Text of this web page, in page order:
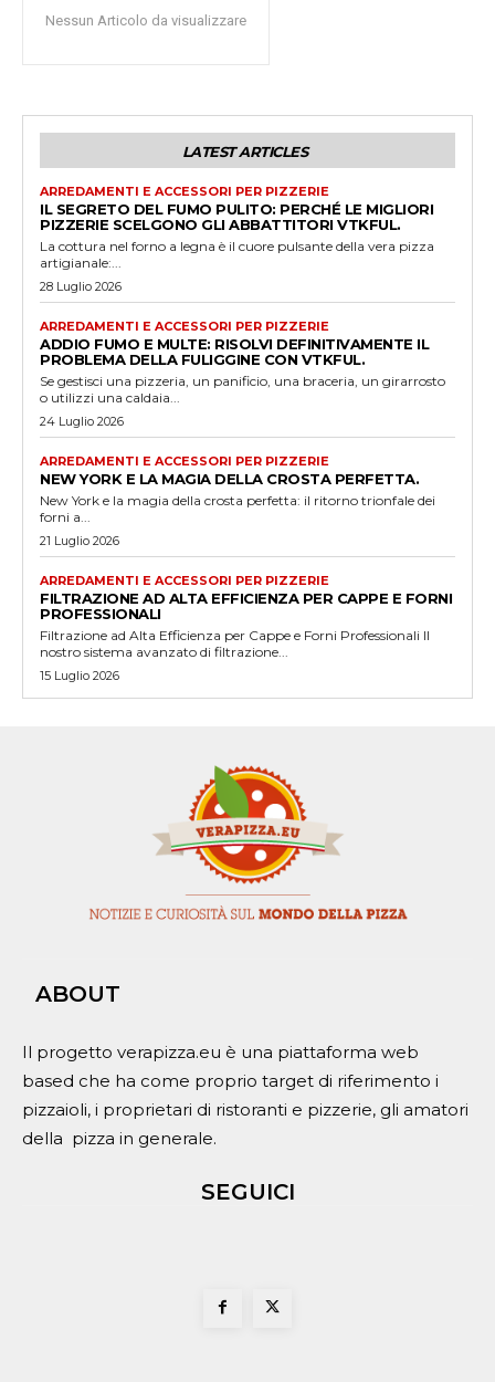
Nessun Articolo da visualizzare
LATEST ARTICLES
ARREDAMENTI E ACCESSORI PER PIZZERIE
IL SEGRETO DEL FUMO PULITO: PERCHÉ LE MIGLIORI
PIZZERIE SCELGONO GLI ABBATTITORI VTKFUL.
La cottura nel forno a legna è il cuore pulsante della vera pizza
artigianale:...
28 Luglio 2026
ARREDAMENTI E ACCESSORI PER PIZZERIE
ADDIO FUMO E MULTE: RISOLVI DEFINITIVAMENTE IL
PROBLEMA DELLA FULIGGINE CON VTKFUL.
Se gestisci una pizzeria, un panificio, una braceria, un girarrosto
o utilizzi una caldaia...
24 Luglio 2026
ARREDAMENTI E ACCESSORI PER PIZZERIE
NEW YORK E LA MAGIA DELLA CROSTA PERFETTA.
New York e la magia della crosta perfetta: il ritorno trionfale dei
forni a...
21 Luglio 2026
ARREDAMENTI E ACCESSORI PER PIZZERIE
FILTRAZIONE AD ALTA EFFICIENZA PER CAPPE E FORNI
PROFESSIONALI
Filtrazione ad Alta Efficienza per Cappe e Forni Professionali Il
nostro sistema avanzato di filtrazione...
15 Luglio 2026
ABOUT
Il progetto verapizza.eu è una piattaforma web
based che ha come proprio target di riferimento i
pizzaioli, i proprietari di ristoranti e pizzerie, gli amatori
della pizza in generale.
SEGUICI